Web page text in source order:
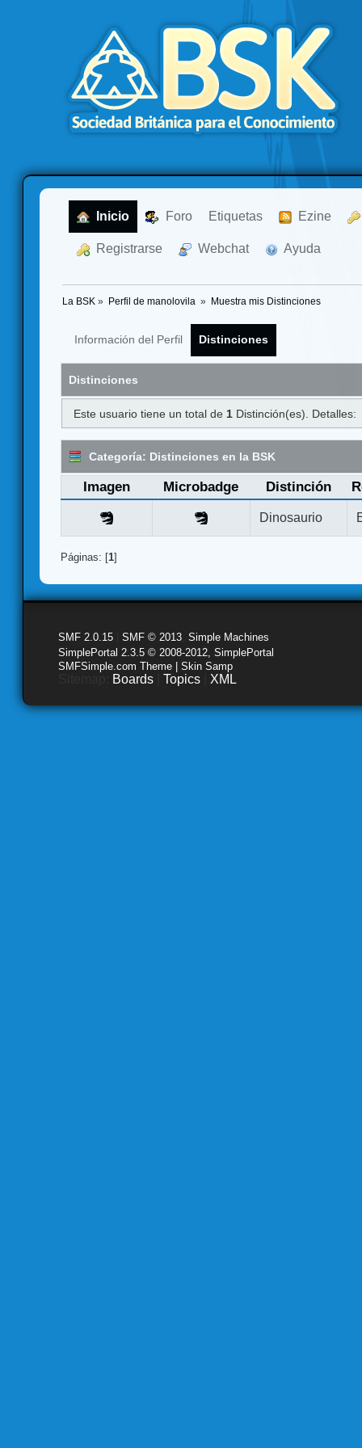
Inicio Foro Etiquetas Ezine
Registrarse Webchat Ayuda
La BSK » Perfil de manolovila » Muestra mis Distinciones
Información del Perfil Distinciones
Distinciones
Este usuario tiene un total de 1 Distinción(es). Detalles:
Categoría: Distinciones en la BSK
Imagen Microbadge Distinción
Dinosaurio
Páginas: [1]
SMF 2.0.15 SMF © 2013 Simple Machines
SimplePortal 2.3.5 © 2008-2012, SimplePortal
SMFSimple.com Theme | Skin Samp
Boards Topics XML